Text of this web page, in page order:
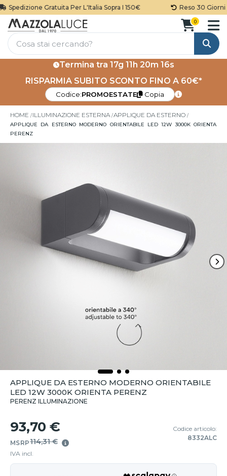
Gratuita Per L'Italia Sopra I 150€ Reso 30 Giorni
Cerca
0
Termina tra 17g 11h 20m 16s
RISPARMIA SUBITO SCONTO FINO A 60€*
Codice:PROMOESTATE Copia
HOME ILLUMINAZIONE ESTERNA APPLIQUE DA ESTERNO
APPLIQUE DA ESTERNO MODERNO ORIENTABILE LED 12W 3000K ORIENTA
PERENZ
APPLIQUE DA ESTERNO MODERNO ORIENTABILE
LED 12W 3000K ORIENTA PERENZ
PERENZ ILLUMINAZIONE
93,70 €
MSRP114,31 €
IVA incl.
Codice articolo:
8332ALC